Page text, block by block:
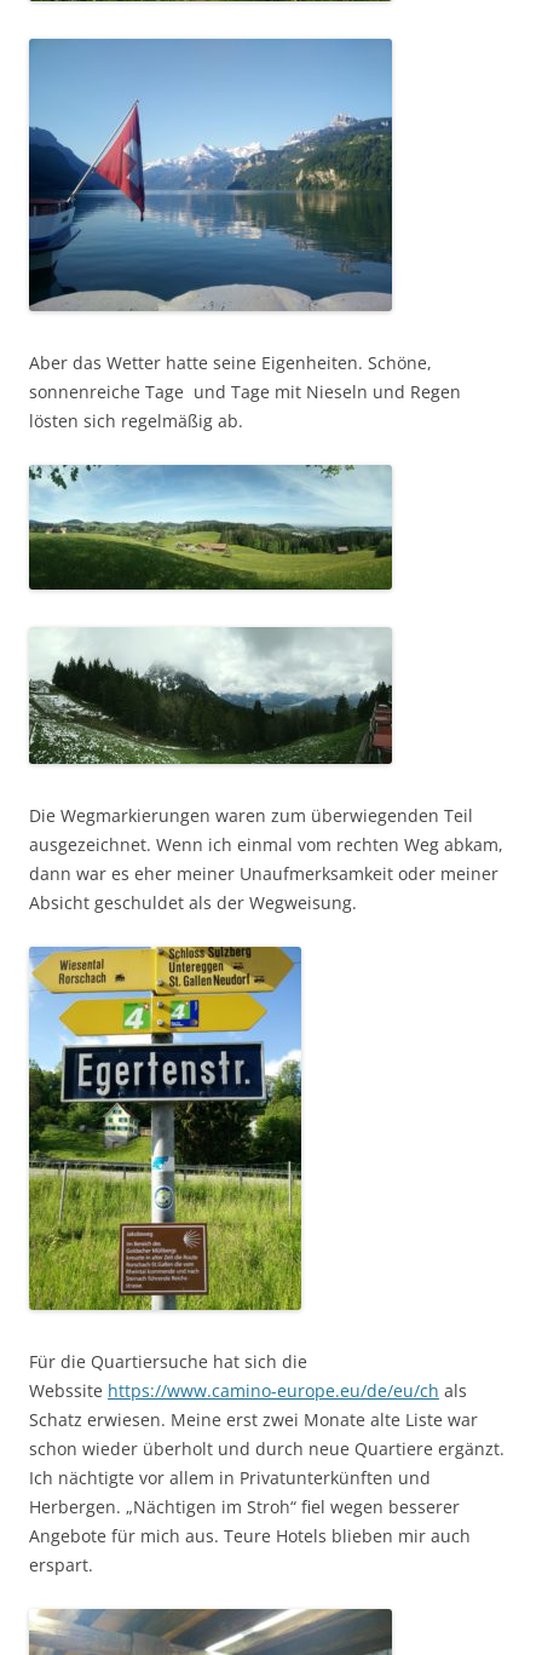
Aber das Wetter hatte seine Eigenheiten. Schöne,
sonnenreiche Tage und Tage mit Nieseln und Regen
lösten sich regelmäßig ab.
Die Wegmarkierungen waren zum überwiegenden Teil
ausgezeichnet. Wenn ich einmal vom rechten Weg abkam,
dann war es eher meiner Unaufmerksamkeit oder meiner
Absicht geschuldet als der Wegweisung.
Für die Quartiersuche hat sich die
Webssite https://www.camino-europe.eu/de/eu/ch als
Schatz erwiesen. Meine erst zwei Monate alte Liste war
schon wieder überholt und durch neue Quartiere ergänzt.
Ich nächtigte vor allem in Privatunterkünften und
Herbergen. „Nächtigen im Stroh“ fiel wegen besserer
Angebote für mich aus. Teure Hotels blieben mir auch
erspart.